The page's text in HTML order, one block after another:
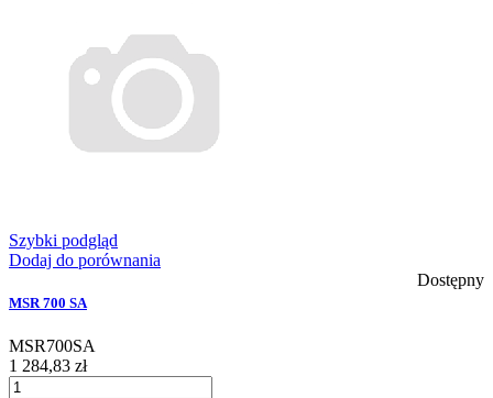
Szybki podgląd
Dodaj do porównania
Dostępny
MSR 700 SA
MSR700SA
1 284,83 zł